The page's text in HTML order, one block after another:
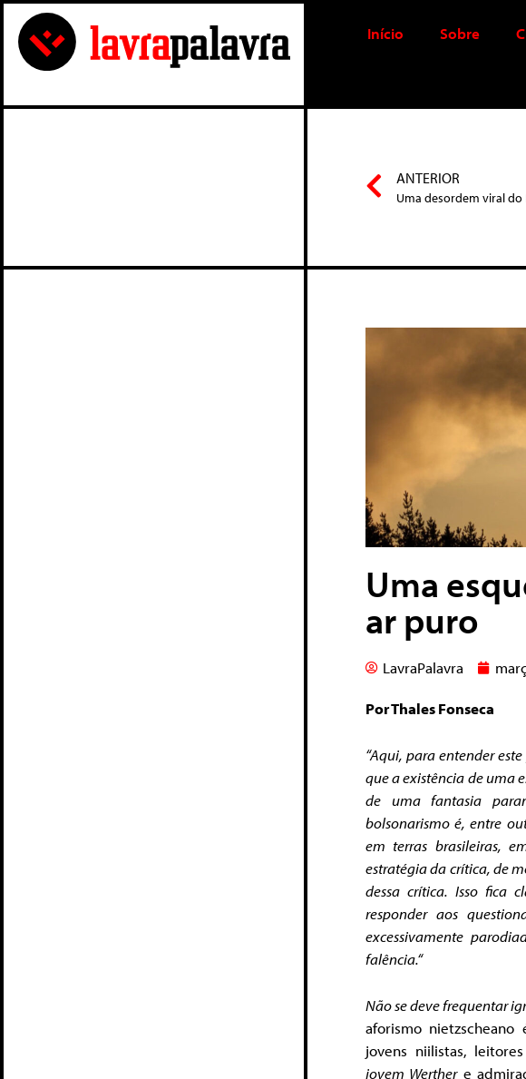
Início Sobre
ANTERIOR
Uma desordem viral do
Uma
ar puro
LavraPalavra
Por Thales Fonseca
“Aqui, para entender
que a existência de uma
de uma fantasia
bolsonarismo é, entre
em terras brasileiras,
estratégia da crítica, de
dessa crítica. Isso fica
responder aos
excessivamente
falência.“
Não se deve frequentar
aforismo
jovens niilistas,
jovem Werthere